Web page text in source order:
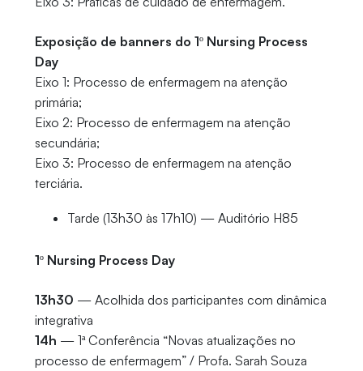
Exposição de banners do 1º Nursing Process
Day
Eixo 1: Processo de enfermagem na atenção
primária;
Eixo 2: Processo de enfermagem na atenção
secundária;
Eixo 3: Processo de enfermagem na atenção
terciária.
Tarde (13h30 às 17h10) — Auditório H85
1º Nursing Process Day
13h30 — Acolhida dos participantes com dinâmica
integrativa
14h — 1ª Conferência “Novas atualizações no
processo de enfermagem” / Profa. Sarah Souza